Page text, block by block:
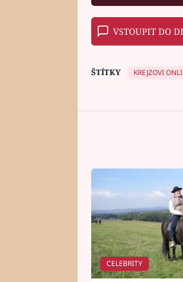
VSTOUPIT DO
ŠTÍTKY KREJZOVI
CELEBRITY